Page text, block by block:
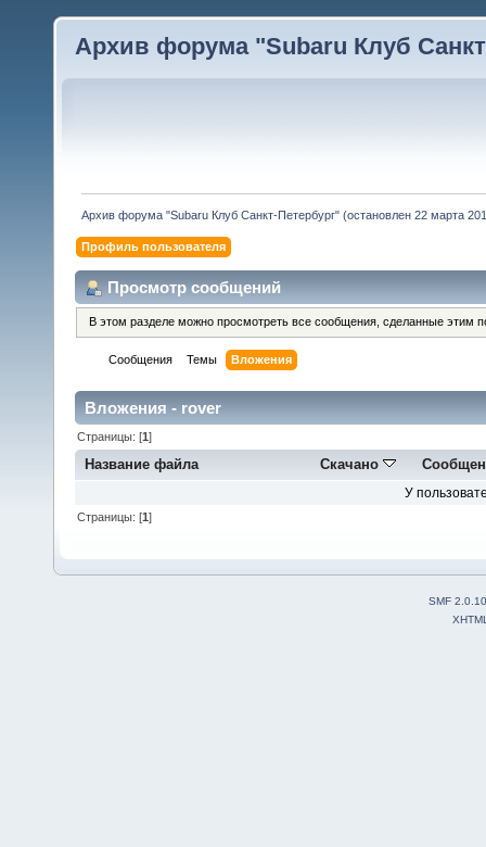
Архив форума "Subaru Клуб
Архив форума "Subaru Клуб Санкт-Петербург" (остановлен 22 марта
Профиль пользователя
Просмотр сообщений
В этом разделе можно просмотреть все сообщения, сделанные этим
Сообщения Темы Вложения
Вложения - rover
Страницы: [1]
Название файла Скачано
У
Страницы: [1]
SMF 2.0.10